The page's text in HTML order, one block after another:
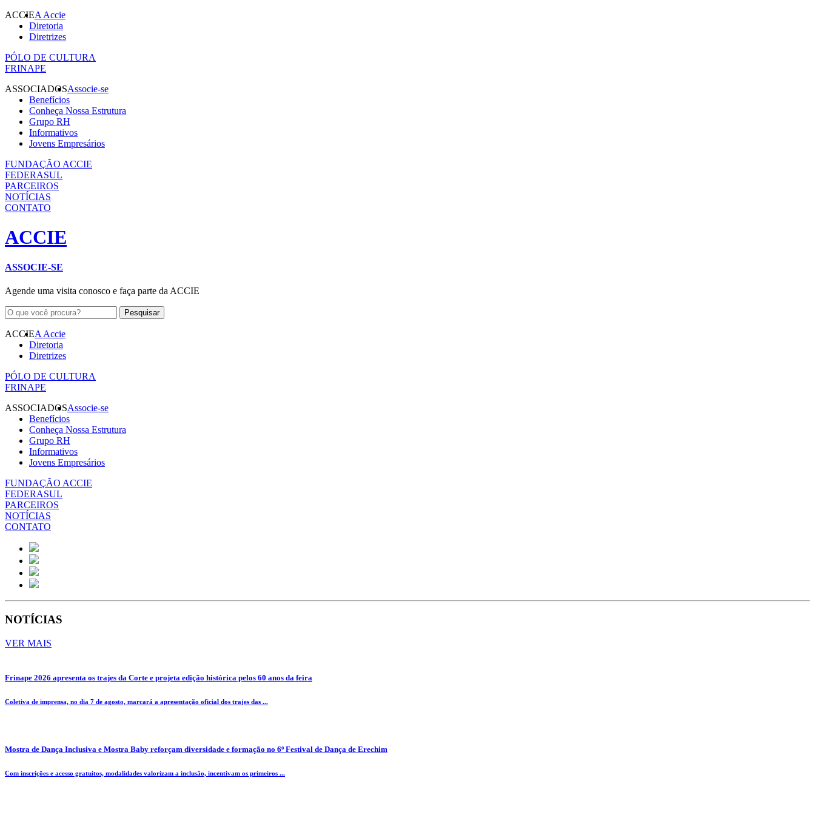
ACCIEA Accie
Diretoria
Diretrizes
PÓLO DE CULTURA
FRINAPE
ASSOCIADOSAssocie-se
Benefícios
Conheça Nossa Estrutura
Grupo RH
Informativos
Jovens Empresários
FUNDAÇÃO ACCIE
FEDERASUL
PARCEIROS
NOTÍCIAS
CONTATO
ACCIE
ASSOCIE-SE
Agende uma visita conosco e faça parte da ACCIE
ACCIEA Accie
Diretoria
Diretrizes
PÓLO DE CULTURA
FRINAPE
ASSOCIADOSAssocie-se
Benefícios
Conheça Nossa Estrutura
Grupo RH
Informativos
Jovens Empresários
FUNDAÇÃO ACCIE
FEDERASUL
PARCEIROS
NOTÍCIAS
CONTATO
NOTÍCIAS
VER MAIS
Frinape 2026 apresenta os trajes da Corte e projeta edição histórica pelos 60 anos da feira
Coletiva de imprensa, no dia 7 de agosto, marcará a apresentação oficial dos trajes das ...
Mostra de Dança Inclusiva e Mostra Baby reforçam diversidade e formação no 6º Festival de Dança de Erechim
Com inscrições e acesso gratuitos, modalidades valorizam a inclusão, incentivam os primeiros ...